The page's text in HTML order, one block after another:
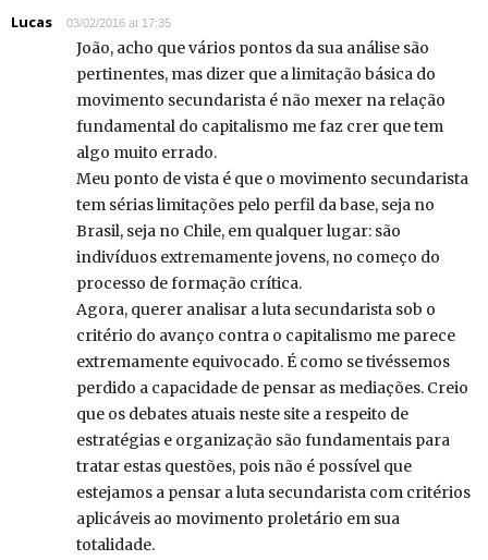
Lucas 03/02/2016 at 17:35
João, acho que vários pontos da sua análise são
pertinentes, mas dizer que a limitação básica do
movimento secundarista é não mexer na relação
fundamental do capitalismo me faz crer que tem
algo muito errado.
Meu ponto de vista é que o movimento secundarista
tem sérias limitações pelo perfil da base, seja no
Brasil, seja no Chile, em qualquer lugar: são
indivíduos extremamente jovens, no começo do
processo de formação crítica.
Agora, querer analisar a luta secundarista sob o
critério do avanço contra o capitalismo me parece
extremamente equivocado. É como se tivéssemos
perdido a capacidade de pensar as mediações. Creio
que os debates atuais neste site a respeito de
estratégias e organização são fundamentais para
tratar estas questões, pois não é possível que
estejamos a pensar a luta secundarista com critérios
aplicáveis ao movimento proletário em sua
totalidade.